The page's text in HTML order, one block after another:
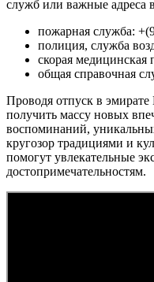
служб или важные адреса
пожарная служба:
полиция, служба
скорая
общая справочная
Проводя отпуск в
получить массу новых
воспоминаний,
кругозор традициями и
помогут увлекательные
достопримечательностям.